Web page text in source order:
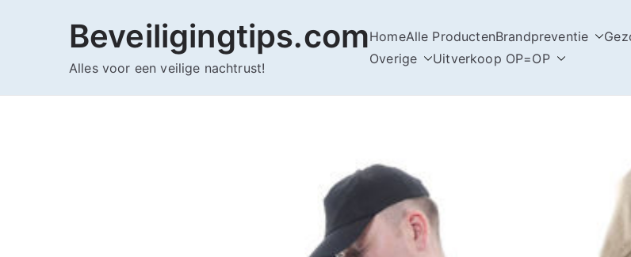
Beveiligingtips.com
Alles voor een veilige nachtrust!
HomeAlle ProductenBrandpreventie
Overige
Uitverkoop OP=OP